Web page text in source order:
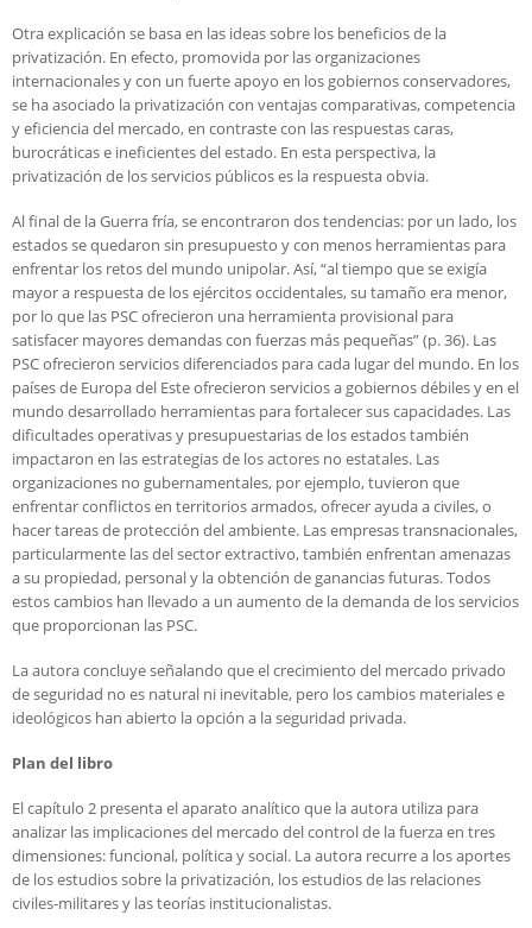
Otra explicación se basa en las ideas sobre los beneficios de la
privatización. En efecto, promovida por las organizaciones
internacionales y con un fuerte apoyo en los gobiernos conservadores,
se ha asociado la privatización con ventajas comparativas, competencia
y eficiencia del mercado, en contraste con las respuestas caras,
burocráticas e ineficientes del estado. En esta perspectiva, la
privatización de los servicios públicos es la respuesta obvia.
Al final de la Guerra fría, se encontraron dos tendencias: por un lado, los
estados se quedaron sin presupuesto y con menos herramientas para
enfrentar los retos del mundo unipolar. Así, “al tiempo que se exigía
mayor a respuesta de los ejércitos occidentales, su tamaño era menor,
por lo que las PSC ofrecieron una herramienta provisional para
satisfacer mayores demandas con fuerzas más pequeñas” (p. 36). Las
PSC ofrecieron servicios diferenciados para cada lugar del mundo. En los
países de Europa del Este ofrecieron servicios a gobiernos débiles y en el
mundo desarrollado herramientas para fortalecer sus capacidades. Las
dificultades operativas y presupuestarias de los estados también
impactaron en las estrategias de los actores no estatales. Las
organizaciones no gubernamentales, por ejemplo, tuvieron que
enfrentar conflictos en territorios armados, ofrecer ayuda a civiles, o
hacer tareas de protección del ambiente. Las empresas transnacionales,
particularmente las del sector extractivo, también enfrentan amenazas
a su propiedad, personal y la obtención de ganancias futuras. Todos
estos cambios han llevado a un aumento de la demanda de los servicios
que proporcionan las PSC.
La autora concluye señalando que el crecimiento del mercado privado
de seguridad no es natural ni inevitable, pero los cambios materiales e
ideológicos han abierto la opción a la seguridad privada.
Plan del libro
El capítulo 2 presenta el aparato analítico que la autora utiliza para
analizar las implicaciones del mercado del control de la fuerza en tres
dimensiones: funcional, política y social. La autora recurre a los aportes
de los estudios sobre la privatización, los estudios de las relaciones
civiles-militares y las teorías institucionalistas.